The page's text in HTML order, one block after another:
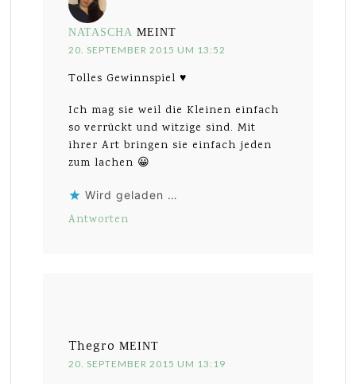
NATASCHA MEINT
20. SEPTEMBER 2015 UM 13:52
Tolles Gewinnspiel ♥
Ich mag sie weil die Kleinen einfach
so verrückt und witzige sind. Mit
ihrer Art bringen sie einfach jeden
zum lachen 😀
Wird geladen …
Antworten
Thegro MEINT
20. SEPTEMBER 2015 UM 13:19